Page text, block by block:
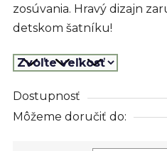
5
hviezdičiek.
zosúvania. Hravý dizajn
detskom šatníku!
Dostupnosť
Môžeme doručiť do: